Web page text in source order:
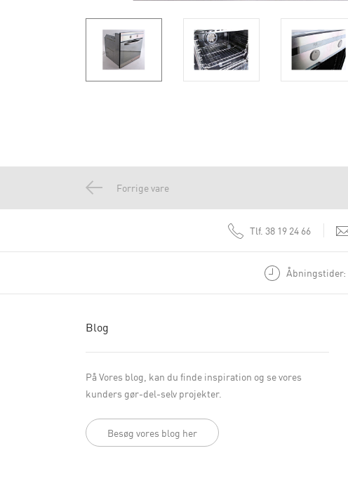
Forrige vare
Tlf. 38 19 24 66
Åbningstider:
Blog
På Vores blog, kan du finde inspiration og se vores
kunders gør-del-selv projekter.
Besøg vores blog her